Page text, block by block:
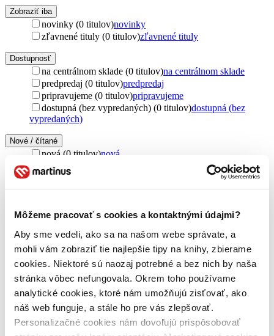
Môžeme pracovať s cookies a kontaktnými údajmi?
Aby sme vedeli, ako sa na našom webe správate, a
mohli vám zobraziť tie najlepšie tipy na knihy, zbierame
cookies. Niektoré sú naozaj potrebné a bez nich by naša
stránka vôbec nefungovala. Okrem toho používame
analytické cookies, ktoré nám umožňujú zisťovať, ako
náš web funguje, a stále ho pre vás zlepšovať.
Personalizačné cookies nám dovoľujú prispôsobovať
Zobraziť iba
novinky (0 titulov)novinky
zľavnené tituly (0 titulov)zľavnené tituly
Dostupnosť
na centrálnom sklade (0 titulov)na centrálnom sklade
predpredaj (0 titulov)predpredaj
pripravujeme (0 titulov)pripravujeme
dostupná (bez vypredaných) (0 titulov)dostupná (bez
vypredaných)
Nové / čítané
nová (0 titulov)nová
čítaná (0 titulov)
čítaná - výborný stav (0 titulov)
čítaná - výborný stav
čítaná - mierne opotrebovaná (0 titulov)čítaná - mierne
čítané verzie vypredaných kníh (0 titulov) čítané verzie
Jazyk
slovenčina (1 titul) slovenčina 1
Vydavateľstvo
Gratexco (1 titul)Gratexco 1
brožovaná väzba (1 titul) brožovaná väzba1